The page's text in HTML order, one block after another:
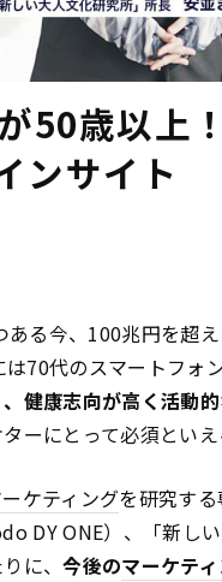
50歳以上
ンサイト
る今、100兆円を超
70代のスマートフォ
健康志向が高く活動
ーにとって必須といえ
ケティングを研究す
DY ONE）、「新し
に、今後のマーケテ